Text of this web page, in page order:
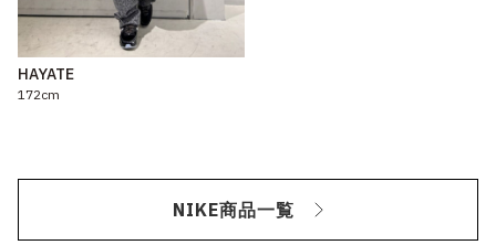
HAYATE
172cm
NIKE商品一覧